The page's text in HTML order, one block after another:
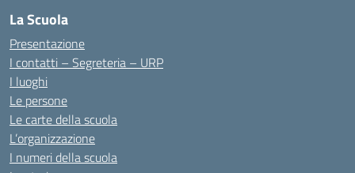
La Scuola
Presentazione
I contatti – Segreteria – URP
I luoghi
Le persone
Le carte della scuola
L’organizzazione
I numeri della scuola